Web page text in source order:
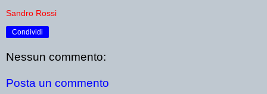
Sandro Rossi
Condividi
Nessun commento:
Posta un commento